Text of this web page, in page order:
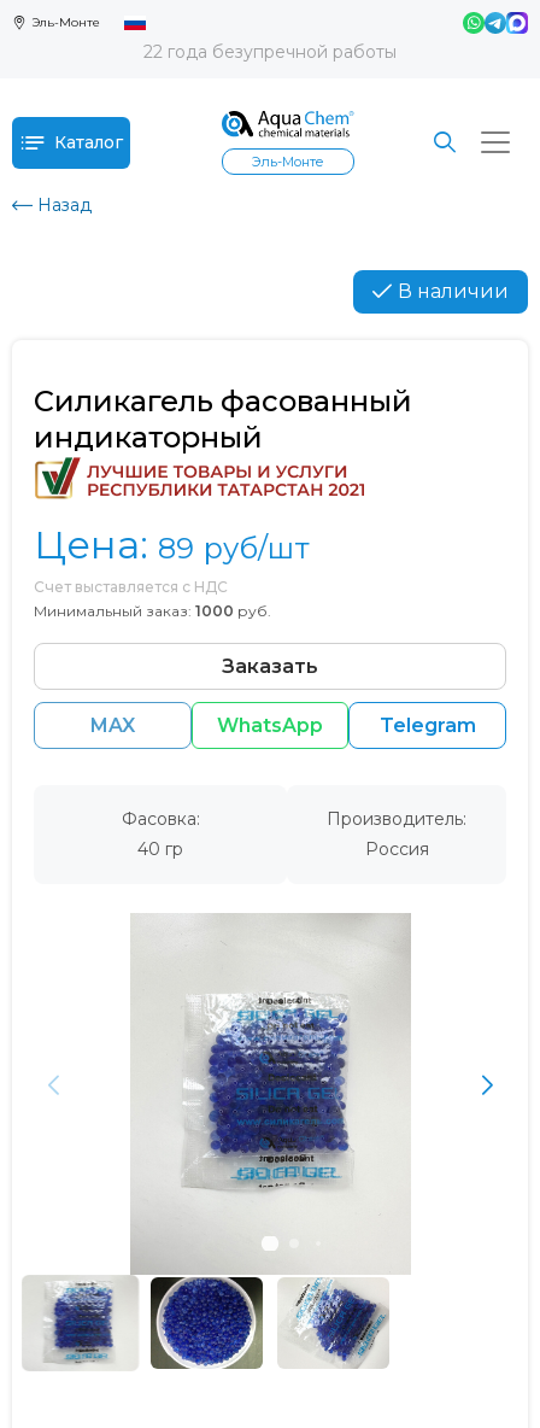
Эль-Монте
22 года безупречной работы
Каталог
Эль-Монте
Назад
В наличии
Силикагель фасованный
индикаторный
Цена: 89 руб/шт
Счет выставляется с НДС
Минимальный заказ: 1000 руб.
Заказать
MAX WhatsApp Telegram
Фасовка:
40 гр
Производитель:
Россия